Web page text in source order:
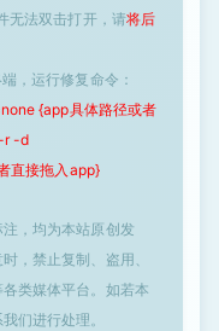
无法双击打开，请将后
，运行修复命令：
{app具体路径或者
r -d
直接拖入app}
，均为本站原创发
，禁止复制、盗用、
类媒体平台。如若本
们进行处理。